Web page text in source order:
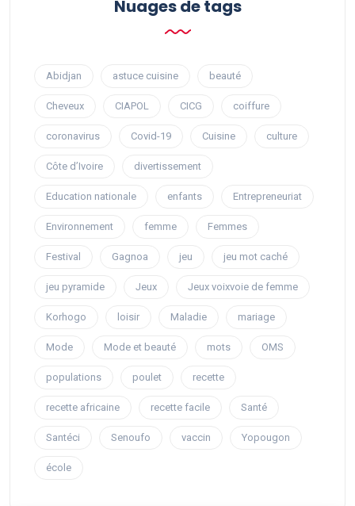
Nuages ​​de tags
Abidjan astuce cuisine beauté
Cheveux CIAPOL CICG coiffure
coronavirus Covid-19 Cuisine culture
Côte d’Ivoire divertissement
Education nationale enfants Entrepreneuriat
Environnement femme Femmes
Festival Gagnoa jeu jeu mot caché
jeu pyramide Jeux Jeux voixvoie de femme
Korhogo loisir Maladie mariage
Mode Mode et beauté mots OMS
populations poulet recette
recette africaine recette facile Santé
Santéci Senoufo vaccin Yopougon
école